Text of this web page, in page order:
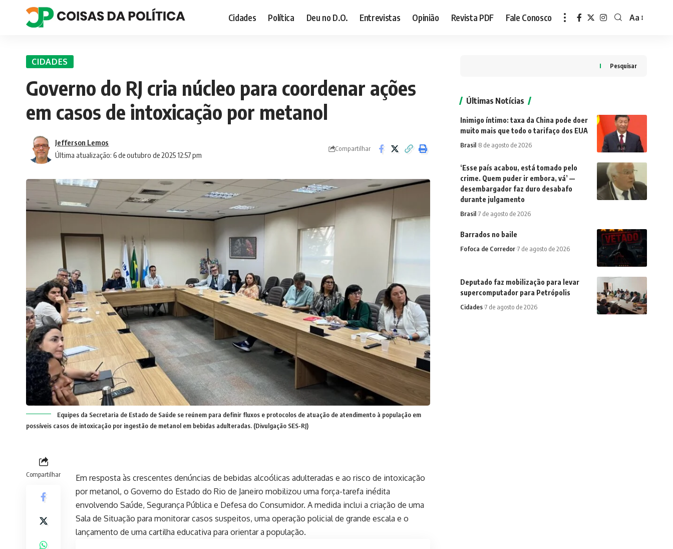
Cidades Política Deu no D.O. Entrevistas Opinião Revista PDF Fale Conosco
Font
Aa
CIDADES
Governo do RJ cria núcleo para coordenar ações
em casos de intoxicação por metanol
Última atualização: 6 de outubro de 2025 12:57 pm
Jefferson Lemos
Compartilhar
Equipes da Secretaria de Estado de Saúde se reúnem para definir fluxos e protocolos de atuação de atendimento à população em
possíveis casos de intoxicação por ingestão de metanol em bebidas adulteradas. (Divulgação SES-RJ)
Compartilhar
Em resposta às crescentes denúncias de bebidas alcoólicas adulteradas e ao risco de intoxicação
por metanol, o Governo do Estado do Rio de Janeiro mobilizou uma força-tarefa inédita
envolvendo Saúde, Segurança Pública e Defesa do Consumidor. A medida inclui a criação de uma
Sala de Situação para monitorar casos suspeitos, uma operação policial de grande escala e o
lançamento de uma cartilha educativa para orientar a população.
Pesquisar
Últimas Notícias
Inimigo íntimo: taxa da China pode doer
muito mais que todo o tarifaço dos EUA
Brasil 8 de agosto de 2026
‘Esse país acabou, está tomado pelo
crime. Quem puder ir embora, vá’ —
desembargador faz duro desabafo
durante julgamento
Brasil 7 de agosto de 2026
Barrados no baile
Fofoca de Corredor 7 de agosto de 2026
Deputado faz mobilização para levar
supercomputador para Petrópolis
Cidades 7 de agosto de 2026